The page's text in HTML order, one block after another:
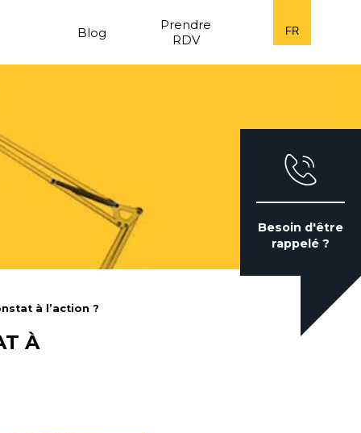
Blog
Prendre
RDV
FR
Besoin d'être
rappelé ?
à l’action ?
À